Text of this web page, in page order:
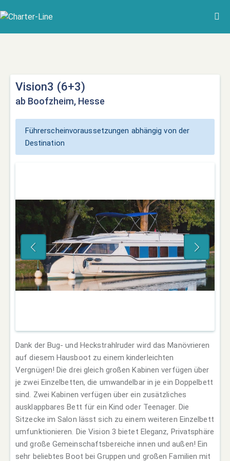
Vision3 (6+3)
ab Boofzheim, Hesse
Führerscheinvoraussetzungen abhängig von der
Destination
Dank der Bug- und Heckstrahlruder wird das Manövrieren
auf diesem Hausboot zu einem kinderleichten
Vergnügen! Die drei gleich großen Kabinen verfügen über
je zwei Einzelbetten, die umwandelbar in je ein Doppelbett
sind. Zwei Kabinen verfügen über ein zusätzliches
ausklappbares Bett für ein Kind oder Teenager. Die
Sitzecke im Salon lässt sich zu einem weiteren Einzelbett
umfunktionieren. Die Vision 3 bietet Eleganz, Privatsphäre
und große Gemeinschaftsbereiche innen und außen! Ein
sehr beliebtes Boot bei Gruppen und großen Familien mit